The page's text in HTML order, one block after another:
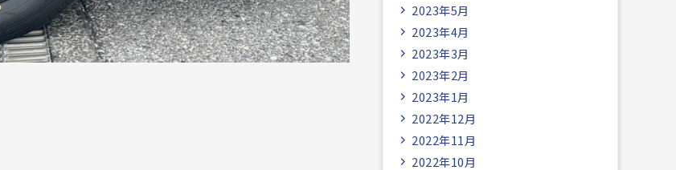
2023年5月
2023年4月
2023年3月
2023年2月
2023年1月
2022年12月
2022年11月
2022年10月